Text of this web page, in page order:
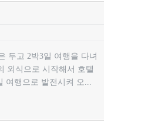
2박3일 여행을 다녀
외식으로 시작해서 호텔
여행으로 발전시켜 오...